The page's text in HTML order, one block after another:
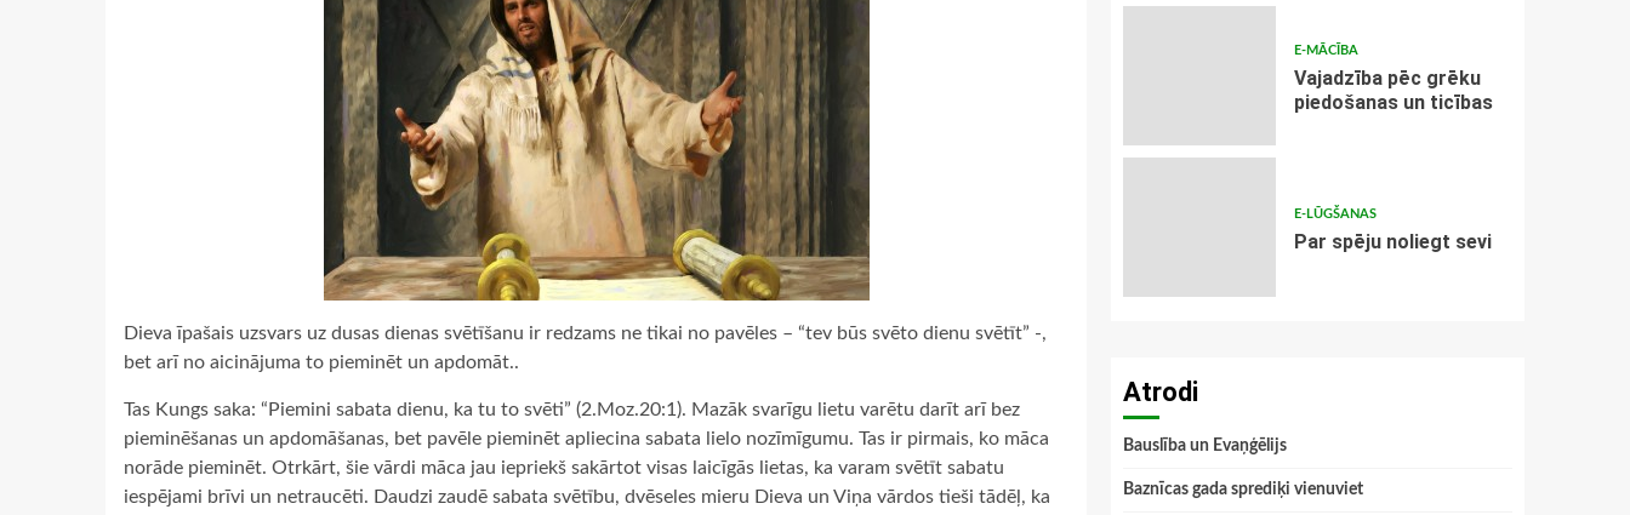
Dieva īpašais uzsvars uz dusas dienas svētīšanu ir redzams ne tikai no pavēles – “tev būs svēto dienu svētīt” -,
bet arī no aicinājuma to pieminēt un apdomāt..
Tas Kungs saka: “Piemini sabata dienu, ka tu to svēti” (2.Moz.20:1). Mazāk svarīgu lietu varētu darīt arī bez
pieminēšanas un apdomāšanas, bet pavēle pieminēt apliecina sabata lielo nozīmīgumu. Tas ir pirmais, ko māca
norāde pieminēt. Otrkārt, šie vārdi māca jau iepriekš sakārtot visas laicīgās lietas, ka varam svētīt sabatu
iespējami brīvi un netraucēti. Daudzi zaudē sabata svētību, dvēseles mieru Dieva un Viņa vārdos tieši tādēļ, ka
E-MĀCĪBA
Vajadzība pēc grēku
piedošanas un ticības
E-LŪGŠANAS
Par spēju noliegt sevi
Atrodi
Bauslība un Evaņģēlijs
Baznīcas gada sprediķi vienuviet